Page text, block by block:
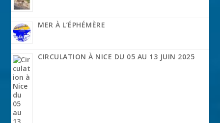
MER À L’ÉPHÉMÈRE
CIRCULATION À NICE DU 05 AU 13 JUIN 2025